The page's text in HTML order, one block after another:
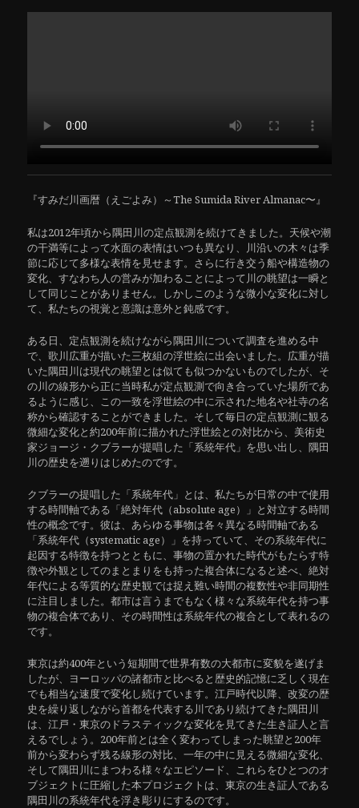
『すみだ川画暦（えごよみ）～The Sumida River Almanac〜』
私は2012年頃から隅田川の定点観測を続けてきました。天候や潮
の干満等によって水面の表情はいつも異なり、川沿いの木々は季
節に応じて多様な表情を見せます。さらに行き交う船や構造物の
変化、すなわち人の営みが加わることによって川の眺望は一瞬と
して同じことがありません。しかしこのような微小な変化に対し
て、私たちの視覚と意識は意外と鈍感です。
ある日、定点観測を続けながら隅田川について調査を進める中
で、歌川広重が描いた三枚組の浮世絵に出会いました。広重が描
いた隅田川は現代の眺望とは似ても似つかないものでしたが、そ
の川の線形から正に当時私が定点観測で向き合っていた場所であ
るように感じ、この一致を浮世絵の中に示された地名や社寺の名
称から確認することができました。そして毎日の定点観測に観る
微細な変化と約200年前に描かれた浮世絵との対比から、美術史
家ジョージ・クブラーが提唱した「系統年代」を思い出し、隅田
川の歴史を遡りはじめたのです。
クブラーの提唱した「系統年代」とは、私たちが日常の中で使用
する時間軸である「絶対年代（absolute age）」と対立する時間
性の概念です。彼は、あらゆる事物は各々異なる時間軸である
「系統年代（systematic age）」を持っていて、その系統年代に
起因する特徴を持つとともに、事物の置かれた時代がもたらす特
徴や外観としてのまとまりをも持った複合体になると述べ、絶対
年代による等質的な歴史観では捉え難い時間の複数性や非同期性
に注目しました。都市は言うまでもなく様々な系統年代を持つ事
物の複合体であり、その時間性は系統年代の複合として表れるの
です。
東京は約400年という短期間で世界有数の大都市に変貌を遂げま
したが、ヨーロッパの諸都市と比べると歴史的記憶に乏しく現在
でも相当な速度で変化し続けています。江戸時代以降、改変の歴
史を繰り返しながら首都を代表する川であり続けてきた隅田川
は、江戸・東京のドラスティックな変化を見てきた生き証人と言
えるでしょう。200年前とは全く変わってしまった眺望と200年
前から変わらず残る線形の対比、一年の中に見える微細な変化、
そして隅田川にまつわる様々なエピソード、これらをひとつのオ
ブジェクトに圧縮した本プロジェクトは、東京の生き証人である
隅田川の系統年代を浮き彫りにするのです。